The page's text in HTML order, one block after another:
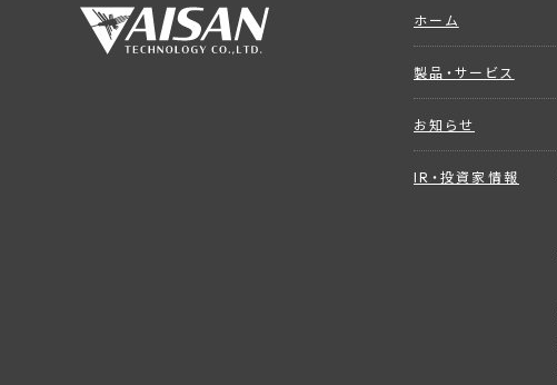
ホーム
製品・サービス
お知らせ
IR・投資家情報